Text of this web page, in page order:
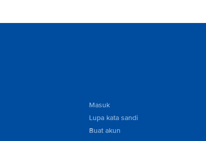
Masuk
Lupa kata sandi
Buat akun